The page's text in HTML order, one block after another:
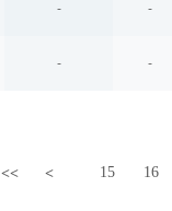
- -
- -
<< < 15 16